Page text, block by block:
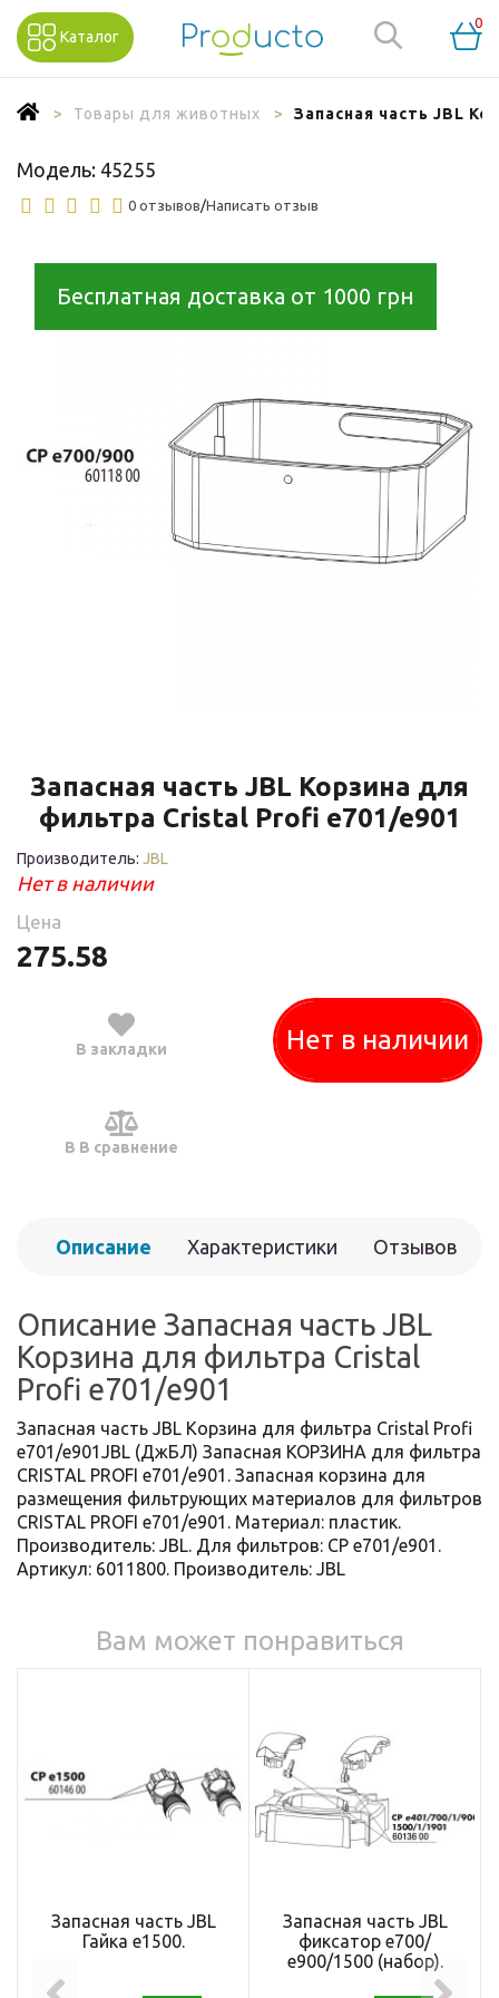
Каталог
0
Товары для животных Запасная часть JBL
Модель: 45255
0 отзывов/Написать отзыв
Бесплатная доставка от 1000 грн
Запасная часть JBL Корзина для
фильтра Cristal Profi e701/e901
Производитель: JBL
Нет в наличии
Цена
275.58
В закладки
В В сравнение
Нет в наличии
Описание Характеристики Отзывов
Описание Запасная часть JBL
Корзина для фильтра Cristal
Profi e701/e901
Запасная часть JBL Корзина для фильтра Cristal Profi
e701/e901JBL (ДжБЛ) Запасная КОРЗИНА для фильтра
CRISTAL PROFI e701/e901. Запасная корзина для
размещения фильтрующих материалов для фильтров
CRISTAL PROFI e701/e901. Материал: пластик.
Производитель: JBL. Для фильтров: CP e701/e901.
Артикул: 6011800. Производитель: JBL
Вам может понравиться
Запасная часть JBL
Гайка е1500.
Запасная часть JBL
фиксатор е700/
е900/1500 (набор).